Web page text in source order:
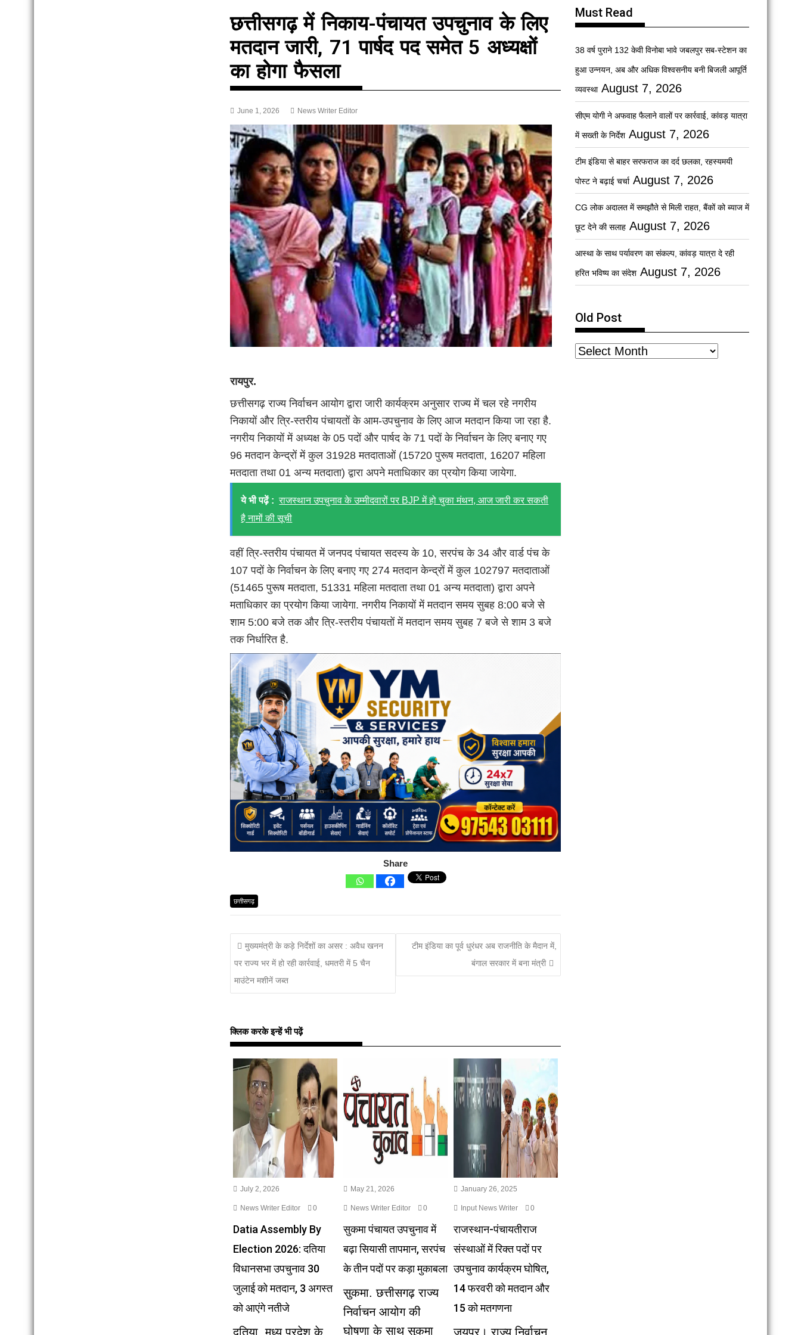
छत्तीसगढ़ में निकाय-पंचायत उपचुनाव के लिए
मतदान जारी, 71 पार्षद पद समेत 5 अध्यक्षों
का होगा फैसला
June 1, 2026 News Writer Editor
रायपुर.
छत्तीसगढ़ राज्य निर्वाचन आयोग द्वारा जारी कार्यक्रम अनुसार राज्य में चल रहे नगरीय
निकायों और त्रि-स्तरीय पंचायतों के आम-उपचुनाव के लिए आज मतदान किया जा रहा है.
नगरीय निकायों में अध्यक्ष के 05 पदों और पार्षद के 71 पदों के निर्वाचन के लिए बनाए गए
96 मतदान केन्द्रों में कुल 31928 मतदाताओं (15720 पुरूष मतदाता, 16207 महिला
मतदाता तथा 01 अन्य मतदाता) द्वारा अपने मताधिकार का प्रयोग किया जायेगा.
ये भी पढ़ें : राजस्थान उपचुनाव के उम्मीदवारों पर BJP में हो चुका मंथन, आज जारी कर सकती
है नामों की सूची
वहीं त्रि-स्तरीय पंचायत में जनपद पंचायत सदस्य के 10, सरपंच के 34 और वार्ड पंच के
107 पदों के निर्वाचन के लिए बनाए गए 274 मतदान केन्द्रों में कुल 102797 मतदाताओं
(51465 पुरूष मतदाता, 51331 महिला मतदाता तथा 01 अन्य मतदाता) द्वारा अपने
मताधिकार का प्रयोग किया जायेगा. नगरीय निकायों में मतदान समय सुबह 8:00 बजे से
शाम 5:00 बजे तक और त्रि-स्तरीय पंचायतों में मतदान समय सुबह 7 बजे से शाम 3 बजे
तक निर्धारित है.
Share
छत्तीसगढ़
मुख्यमंत्री के कड़े निर्देशों का असर : अवैध खनन
पर राज्य भर में हो रही कार्रवाई, धमतरी में 5 चैन
माउंटेन मशीनें जब्त
टीम इंडिया का पूर्व धुरंधर अब राजनीति के मैदान में,
बंगाल सरकार में बना मंत्री
क्लिक करके इन्हें भी पढ़ें
July 2, 2026
News Writer Editor 0
Datia Assembly By
Election 2026: दतिया
विधानसभा उपचुनाव 30
जुलाई को मतदान, 3 अगस्त
को आएंगे नतीजे
दतिया मध्य प्रदेश के
May 21, 2026
News Writer Editor 0
सुकमा पंचायत उपचुनाव में
बढ़ा सियासी तापमान, सरपंच
के तीन पदों पर कड़ा मुकाबला
सुकमा. छत्तीसगढ़ राज्य
निर्वाचन आयोग की
घोषणा के साथ सुकमा
January 26, 2025
Input News Writer 0
राजस्थान-पंचायतीराज
संस्थाओं में रिक्त पदों पर
उपचुनाव कार्यक्रम घोषित,
14 फरवरी को मतदान और
15 को मतगणना
जयपुर। राज्य निर्वाचन
Must Read
38 वर्ष पुराने 132 केवी विनोबा भावे जबलपुर सब-स्टेशन का
हुआ उन्नयन, अब और अधिक विश्वसनीय बनी बिजली आपूर्ति
व्यवस्था August 7, 2026
सीएम योगी ने अफवाह फैलाने वालों पर कार्रवाई, कांवड़ यात्रा
में सख्ती के निर्देश August 7, 2026
टीम इंडिया से बाहर सरफराज का दर्द छलका, रहस्यमयी
पोस्ट ने बढ़ाई चर्चा August 7, 2026
CG लोक अदालत में समझौते से मिली राहत, बैंकों को ब्याज में
छूट देने की सलाह August 7, 2026
आस्था के साथ पर्यावरण का संकल्प, कांवड़ यात्रा दे रही
हरित भविष्य का संदेश August 7, 2026
Old Post